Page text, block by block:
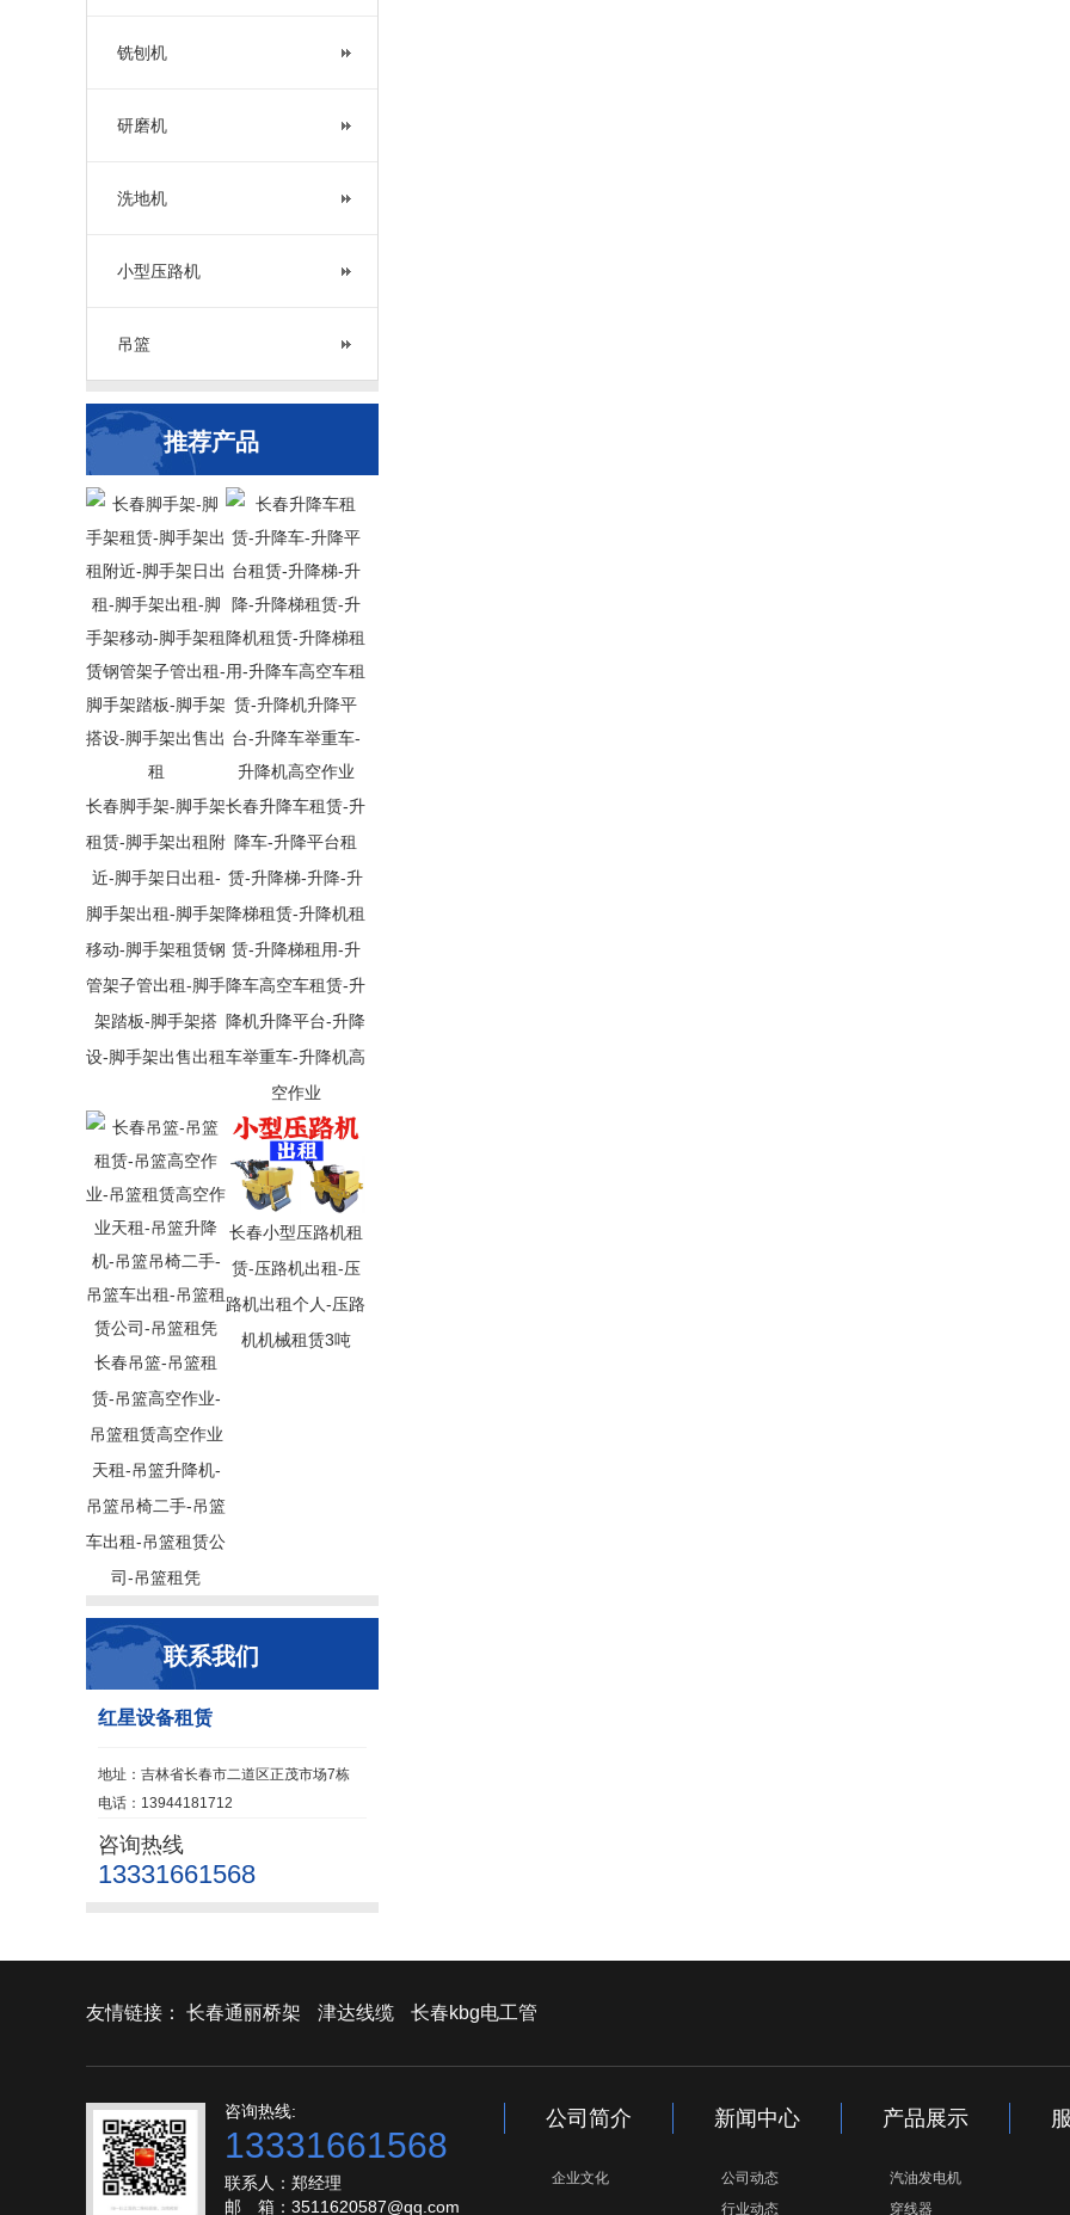
铣刨机
研磨机
洗地机
小型压路机
吊篮
推荐产品
长春脚手架-脚手架
租赁-脚手架出租附
近-脚手架日出租-
脚手架出租-脚手架
移动-脚手架租赁钢
管架子管出租-脚手
架踏板-脚手架搭
设-脚手架出售出租
长春升降车租赁-升
降车-升降平台租
赁-升降梯-升降-升
降梯租赁-升降机租
赁-升降梯租用-升
降车高空车租赁-升
降机升降平台-升降
车举重车-升降机高
空作业
长春吊篮-吊篮租
赁-吊篮高空作业-
吊篮租赁高空作业
天租-吊篮升降机-
吊篮吊椅二手-吊篮
车出租-吊篮租赁公
司-吊篮租凭
长春小型压路机租
赁-压路机出租-压
路机出租个人-压路
机机械租赁3吨
联系我们
红星设备租赁
地址：吉林省长春市二道区正茂市场7栋
电话：13944181712
咨询热线
13331661568
友情链接： 长春通丽桥架 津达线缆 长春kbg电工管
咨询热线:
13331661568
联系人：郑经理
邮 箱：3511620587@qq.com
公司简介
企业文化
新闻中心
公司动态
行业动态
产品展示
汽油发电机
穿线器